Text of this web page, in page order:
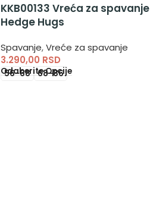
KKB00133 Vreća za spavanje
Hedge Hugs
Spavanje, Vreće za spavanje
3.290,00 RSD
Odaberite Opcije
56-68 68-86